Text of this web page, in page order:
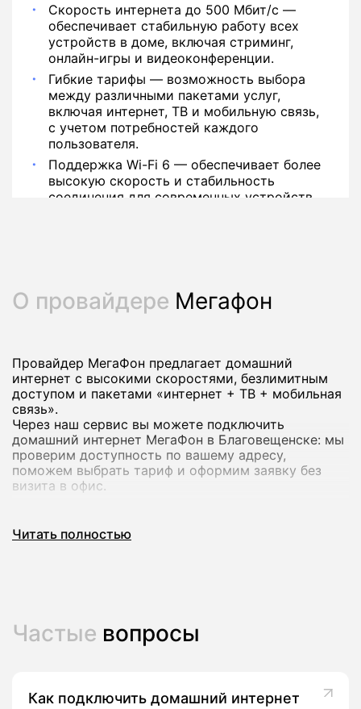
Скорость интернета до 500 Мбит/с —
обеспечивает стабильную работу всех
устройств в доме, включая стриминг,
онлайн-игры и видеоконференции.
Гибкие тарифы — возможность выбора
между различными пакетами услуг,
включая интернет, ТВ и мобильную связь,
с учетом потребностей каждого
пользователя.
Поддержка Wi-Fi 6 — обеспечивает более
высокую скорость и стабильность
соединения для современных устройств.
О провайдере Мегафон
Провайдер МегаФон предлагает домашний
интернет с высокими скоростями, безлимитным
доступом и пакетами «интернет + ТВ + мобильная
связь».
Через наш сервис вы можете подключить
домашний интернет МегаФон в Благовещенске: мы
проверим доступность по вашему адресу,
поможем выбрать тариф и оформим заявку без
визита в офис.
Почему стоит подключить домашний
высоком качестве на нескольких устройствах
комплексные предложения с ТВ‑каналами и
Читать полностью
Частые вопросы
Как подключить домашний интернет